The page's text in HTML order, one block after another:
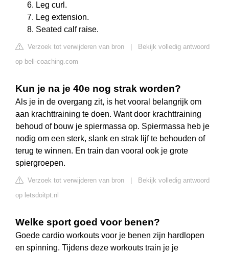
Leg curl.
Leg extension.
Seated calf raise.
Verzoek tot verwijderen van bron
Bekijk volledig antwoord
op bell-coaching.com
Kun je na je 40e nog strak worden?
Als je in de overgang zit, is het vooral belangrijk om
aan krachttraining te doen. Want door krachttraining
behoud of bouw je spiermassa op. Spiermassa heb je
nodig om een sterk, slank en strak lijf te behouden of
terug te winnen. En train dan vooral ook je grote
spiergroepen.
Verzoek tot verwijderen van bron
Bekijk volledig antwoord
op letsdoitpt.nl
Welke sport goed voor benen?
Goede cardio workouts voor je benen zijn hardlopen
en spinning. Tijdens deze workouts train je je